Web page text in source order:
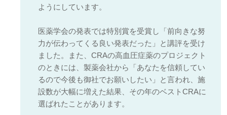
ようにしています。
医薬学会の発表では特別賞を受賞し「前向きな努
力が伝わってくる良い発表だった」と講評を受け
ました。また、CRAの高血圧症薬のプロジェクト
のときには、製薬会社から「あなたを信頼してい
るので今後も御社でお願いしたい」と言われ、施
設数が大幅に増えた結果、その年のベストCRAに
選ばれたことがあります。